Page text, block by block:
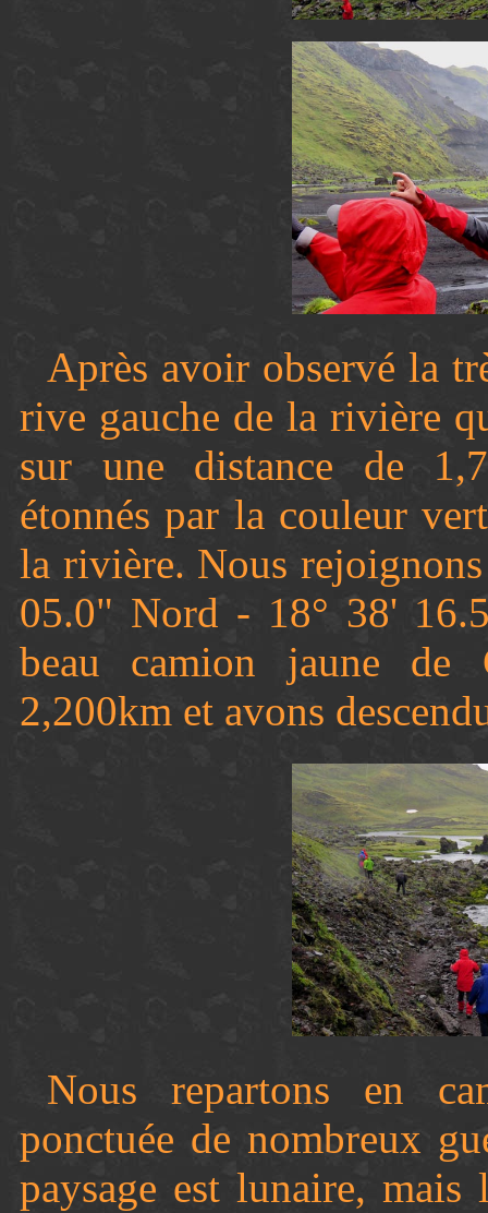
Après avoir observé la
rive gauche de la rivière
sur une distance de
étonnés par la couleur
la rivière. Nous
05.0" Nord - 18° 38'
beau camion jaune de
2,200km et avons
Nous repartons en
ponctuée de nombreux
paysage est lunaire,